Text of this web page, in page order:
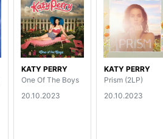
KATY PERRY
One Of The Boys
20.10.2023
KATY PERRY
Prism (2LP)
20.10.2023